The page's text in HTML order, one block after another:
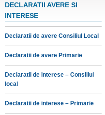
DECLARATII AVERE SI
INTERESE
Declaratii de avere Consiliul Local
Declaratii de avere Primarie
Declaratii de interese – Consiliul
local
Declaratii de interese – Primarie